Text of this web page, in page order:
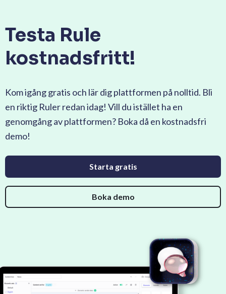
Testa Rule
kostnadsfritt!
Kom igång gratis och lär dig plattformen på nolltid. Bli
en riktig Ruler redan idag! Vill du istället ha en
genomgång av plattformen? Boka då en kostnadsfri
demo!
Starta gratis
Boka demo